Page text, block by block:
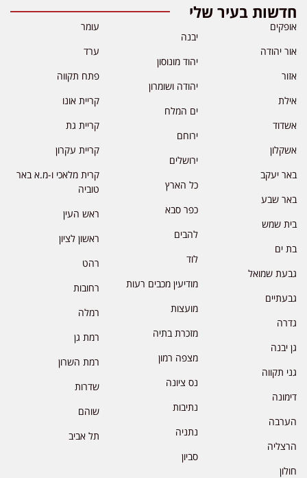
חדשות בעיר שלי
אופקים
אור יהודה
אזור
אילת
אשדוד
אשקלון
באר יעקב
באר שבע
בית שמש
בת ים
גבעת שמואל
גבעתיים
גדרה
גן יבנה
גני תקווה
דימונה
הערבה
הרצליה
חולון
יבנה
יהוד מונוסון
יהודה ושומרון
ים המלח
ירוחם
ירושלים
כל הארץ
כפר סבא
להבים
לוד
מודיעין מכבים רעות
מועצות
מזכרת בתיה
מצפה רמון
נס ציונה
נתיבות
נתניה
סביון
עומר
ערד
פתח תקווה
קריית אונו
קריית גת
קריית עקרון
קרית מלאכי ו-מ.א באר
טוביה
ראש העין
ראשון לציון
רהט
רחובות
רמלה
רמת גן
רמת השרון
שדרות
שוהם
תל אביב